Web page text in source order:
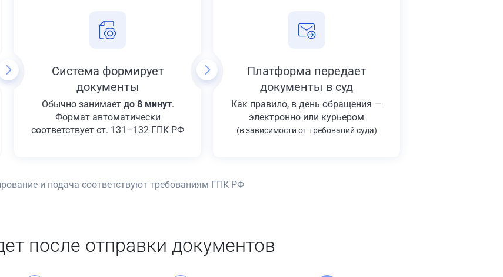
Система формирует
документы
Обычно занимает до 8 минут.
Формат автоматически
соответствует ст. 131–132 ГПК РФ
Платформа передает
документы в суд
Как правило, в день обращения —
электронно или курьером
(в зависимости от требований суда)
и подача соответствуют требованиям ГПК РФ
после отправки документов